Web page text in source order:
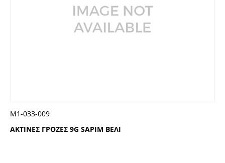
ΑΚΤΙΝΕΣ ΓΡΟΖΕΣ 9G SAPIM ΒΕΛΙ
Μ1-033-009